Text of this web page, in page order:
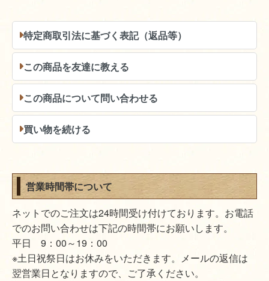
特定商取引法に基づく表記（返品等）
この商品を友達に教える
この商品について問い合わせる
買い物を続ける
営業時間帯について
ネットでのご注文は24時間受け付けております。お電話
でのお問い合わせは下記の時間帯にお願いします。
平日 9：00～19：00
※土日祝祭日はお休みをいただきます。メールの返信は
翌営業日となりますので、ご了承ください。